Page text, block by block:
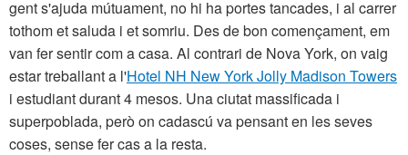
gent s'ajuda mútuament, no hi ha portes tancades, i al carrer
tothom et saluda i et somriu. Des de bon començament, em
van fer sentir com a casa. Al contrari de Nova York, on vaig
estar treballant a l'Hotel NH New York Jolly Madison Towers
i estudiant durant 4 mesos. Una ciutat massificada i
superpoblada, però on cadascú va pensant en les seves
coses, sense fer cas a la resta.